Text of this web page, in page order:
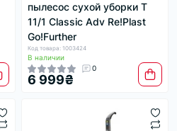
пылесос сухой уборки T
11/1 Classic Adv Re!Plast
Go!Further
Код товара: 1003424
В наличии
0
6 999₴